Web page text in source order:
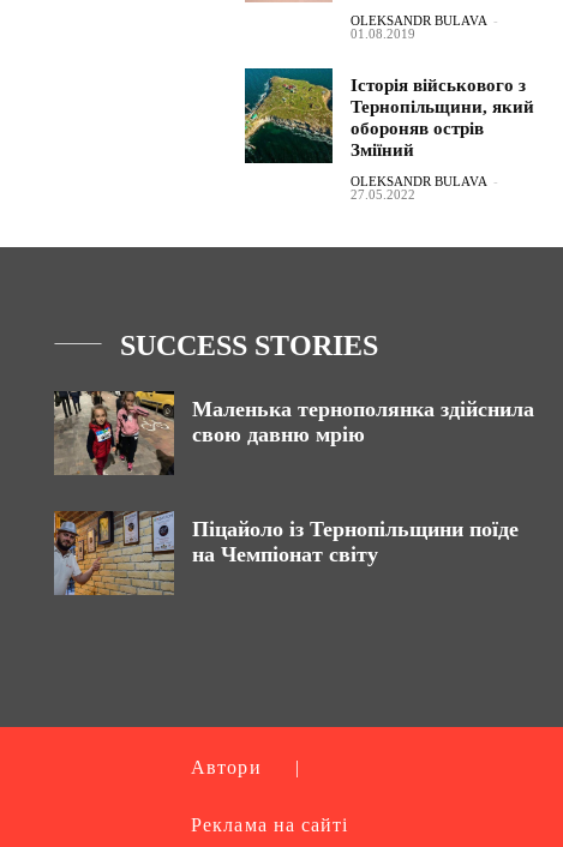
OLEKSANDR BULAVA -
01.08.2019
Історія військового з
Тернопільщини, який
обороняв острів
Зміїний
OLEKSANDR BULAVA -
27.05.2022
SUCCESS STORIES
Маленька тернополянка здійснила
свою давню мрію
Піцайоло із Тернопільщини поїде
на Чемпіонат світу
Автори |
Реклама на сайті